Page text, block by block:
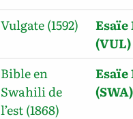
Vulgate (1592)
Esaïe
(VUL)
Bible en
Swahili de
l’est (1868)
Esaïe
(SWA)